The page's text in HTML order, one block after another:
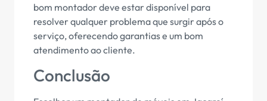
bom montador deve estar disponível para
resolver qualquer problema que surgir após o
serviço, oferecendo garantias e um bom
atendimento ao cliente.
Conclusão